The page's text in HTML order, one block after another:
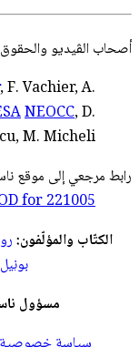
أصحاب الڤيديو والحقوق
, F. Vachier, A.
NEOCC, D.
M. Micheli
رابط مرجعي إلى موقع
for221005
الكتّاب والمؤلّفون:
بونيل
مسؤول